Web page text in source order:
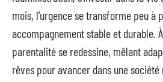
mois, l’urgence se transforme peu à
accompagnement stable et durable.
parentalité se redessine, mêlant
rêves pour avancer dans une société